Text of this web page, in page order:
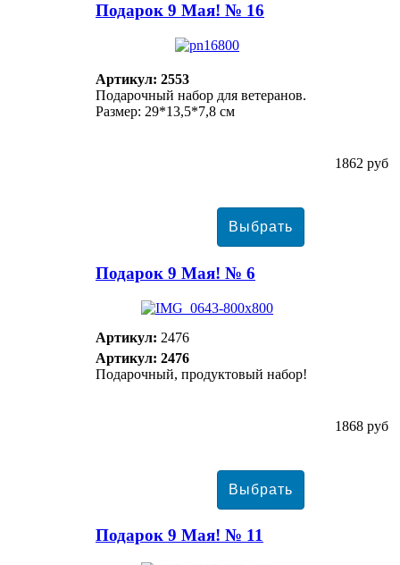
Подарок 9 Мая! № 16
Артикул: 2553
Подарочный набор для ветеранов.
Размер: 29*13,5*7,8 см
1862 руб
Подарок 9 Мая! № 6
Артикул: 2476
Артикул: 2476
Подарочный, продуктовый набор!
1868 руб
Подарок 9 Мая! № 11